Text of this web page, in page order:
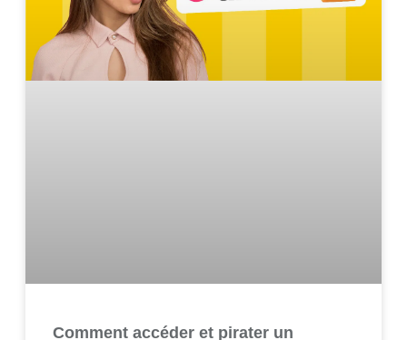
Comment accéder et pirater un